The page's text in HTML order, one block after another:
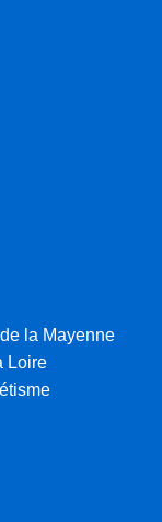
la Mayenne
Loire